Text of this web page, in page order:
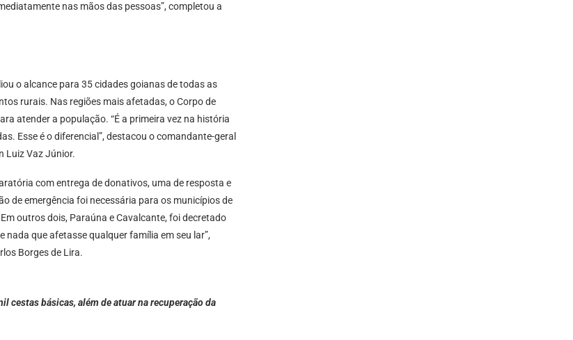
nas mãos das pessoas”, completou a
o alcance para 35 cidades goianas de todas as
rurais. Nas regiões mais afetadas, o Corpo de
atender a população. “É a primeira vez na história
Esse é o diferencial”, destacou o comandante-geral
Luiz Vaz Júnior.
com entrega de donativos, uma de resposta e
de emergência foi necessária para os municípios de
outros dois, Paraúna e Cavalcante, foi decretado
que afetasse qualquer família em seu lar”,
Borges de Lira.
cestas básicas, além de atuar na recuperação da